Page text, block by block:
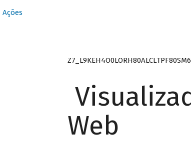
Ações
Z7_L9KEH4O0LORH80ALCLTPF80SM6
Web